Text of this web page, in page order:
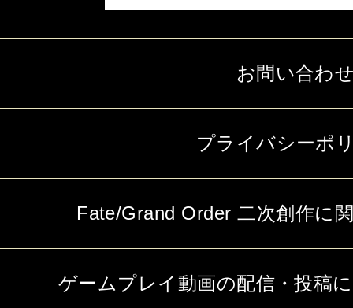
お問い合わ
プライバシーポ
Fate/Grand Order 二次創作に
ゲームプレイ動画の配信・投稿